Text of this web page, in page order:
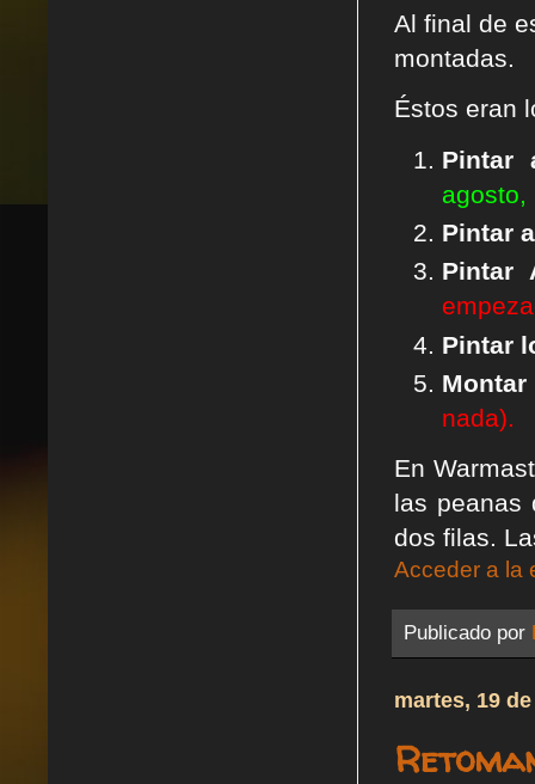
Al final de
montadas.
Éstos eran
Pintar
Pintar
Pintar
Pintar
nada).
En
las peanas
dos filas.
Acceder a la
Publicado por
martes, 19